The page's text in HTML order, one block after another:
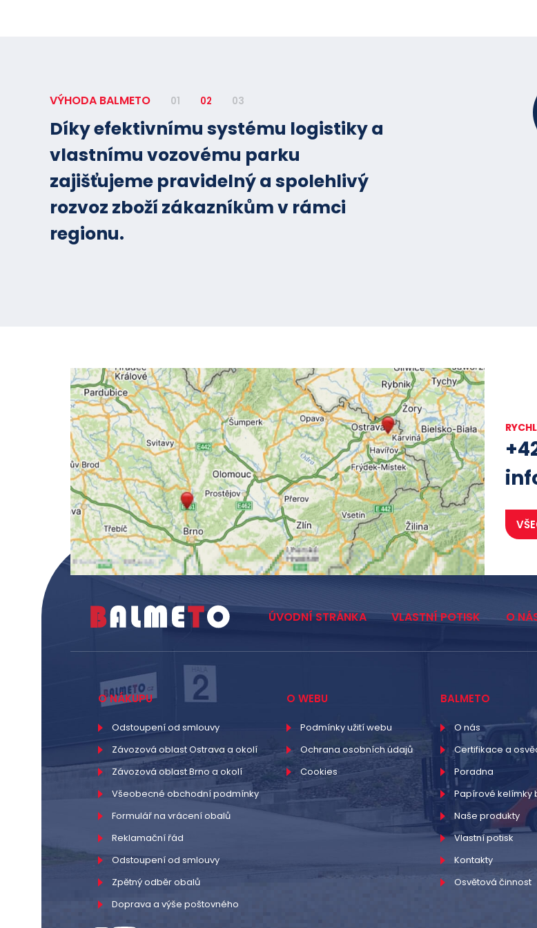
VÝHODA BALMETO 01 02 03
Díky efektivnímu systému logistiky a
vlastnímu vozovému parku
zajišťujeme pravidelný a spolehlivý
rozvoz zboží zákazníkům v rámci
regionu.
ÚVODNÍ STRÁNKA VLASTNÍ POTISK O
O NÁKUPU
Odstoupení od smlouvy
Závozová oblast Ostrava a okolí
Závozová oblast Brno a okolí
Všeobecné obchodní podmínky
Formulář na vrácení obalů
Reklamační řád
Odstoupení od smlouvy
Zpětný odběr obalů
Doprava a výše poštovného
O WEBU
Podmínky užití webu
Ochrana osobních údajů
Cookies
BALMETO
O nás
Certifikace a
Poradna
Papírové kelímky
Naše produkty
Vlastní potisk
Kontakty
Osvětová činnost